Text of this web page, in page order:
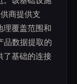
商提供支
理覆盖范围和
品数据提取的
了基础的连接